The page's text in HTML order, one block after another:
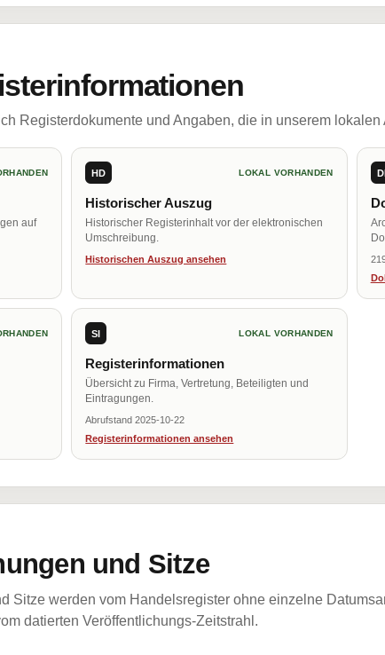
Registerdokumente und Angaben, die in unserem lokalen
auf
HD LOKAL VORHANDEN
Historischer Auszug
Historischer Registerinhalt vor der elektronischen
Umschreibung.
Historischen Auszug ansehen
SI LOKAL VORHANDEN
Registerinformationen
Übersicht zu Firma, Vertretung, Beteiligten und
Eintragungen.
Abrufstand 2025-10-22
Registerinformationen ansehen
und Sitze
Sitze werden vom Handelsregister ohne einzelne
datierten Veröffentlichungs-Zeitstrahl.